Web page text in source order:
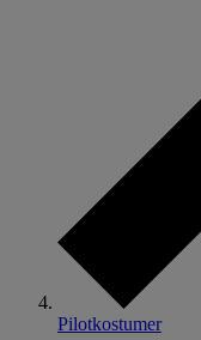
Pilotkostumer